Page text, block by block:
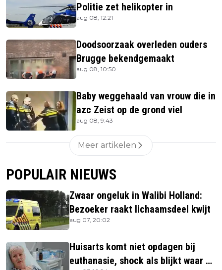
Politie zet helikopter in
aug 08, 12:21
Doodsoorzaak overleden ouders
Brugge bekendgemaakt
aug 08, 10:50
Baby weggehaald van vrouw die in
azc Zeist op de grond viel
aug 08, 9:43
Meer artikelen
POPULAIR NIEUWS
Zwaar ongeluk in Walibi Holland:
Bezoeker raakt lichaamsdeel kwijt
aug 07, 20:02
Huisarts komt niet opdagen bij
euthanasie, shock als blijkt waar ze